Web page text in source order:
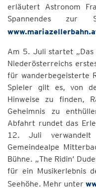
erläutert Astronom
Spannendes zur
Am 5. Juli startet „Das
Niederösterreichs
für wanderbegeisterte
Spieler gilt es, von
Hinweise zu finden,
Geheimnis zu
Abfahrt rundet das
12. Juli
Gemeindealpe
Bühne. „The Ridin‘
für ein Musikerlebnis
Seehöhe. Mehr unter